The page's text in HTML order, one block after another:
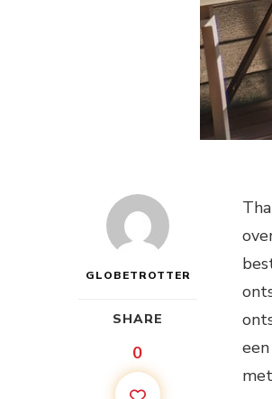
GLOBETROTTER
SHARE
0